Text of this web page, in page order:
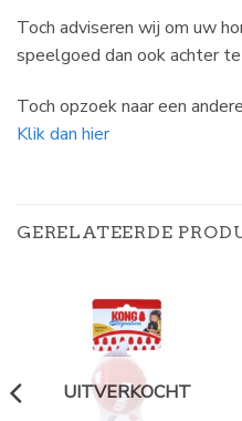
Toch adviseren wij om uw
speelgoed dan ook achter
Toch opzoek naar een
Klik dan hier
GERELATEERDE
UITVERKOCHT